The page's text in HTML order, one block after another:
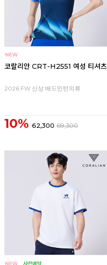
코랄리안 CRT-H2551 여성 티셔츠
2026 FW 신상 배드민턴의류
10% 62,300 69,300